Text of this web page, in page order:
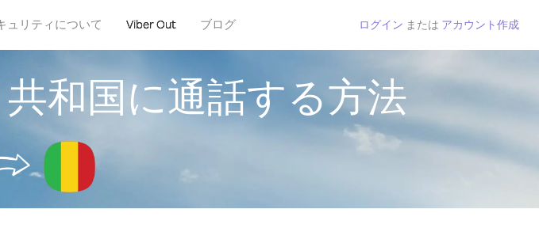
ュリティについて Viber Out ブログ ログイン または アカウント作成
和国に通話する方法